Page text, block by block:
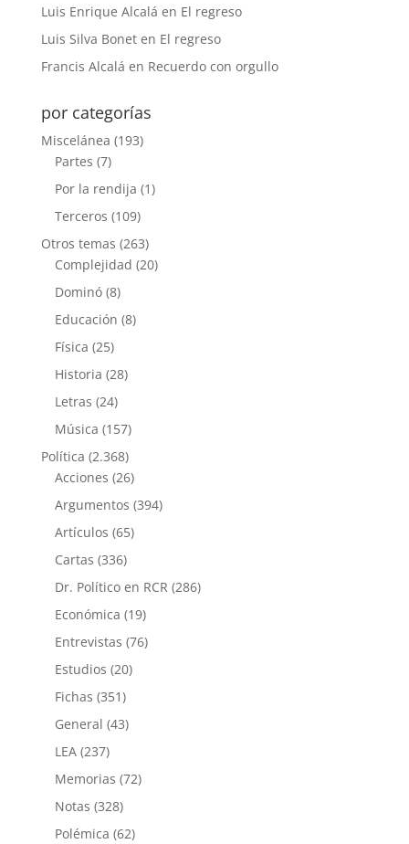
Luis Enrique Alcalá en El regreso
Luis Silva Boneten El regreso
Francis Alcalá en Recuerdo con orgullo
por categorías
Miscelánea (193)
Partes (7)
Por la rendija (1)
Terceros (109)
Otros temas (263)
Complejidad (20)
Dominó(8)
Educación (8)
Física (25)
Historia (28)
Letras (24)
Música (157)
Política (2.368)
Acciones (26)
Argumentos (394)
Artículos (65)
Cartas (336)
Dr. Político en RCR (286)
Económica (19)
Entrevistas (76)
Estudios (20)
Fichas (351)
General (43)
LEA(237)
Memorias (72)
Notas (328)
Polémica (62)